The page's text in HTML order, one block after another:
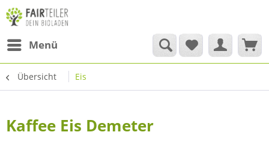
Menü
Übersicht Eis
Kaffee Eis Demeter